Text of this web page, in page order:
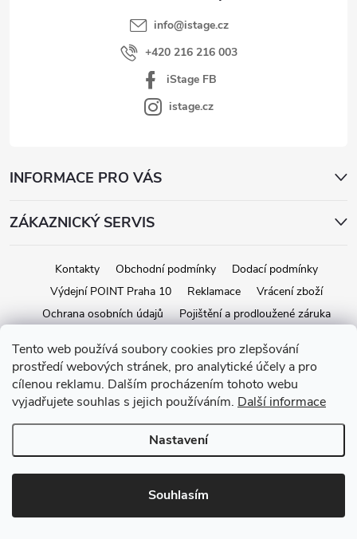
Tento web používá soubory cookies pro zlepšování
prostředí webových stránek, pro analytické účely a pro
cílenou reklamu. Dalším procházením tohoto webu
vyjadřujete souhlas s jejich používáním. Další informace
Nastavení
Souhlasím
info@istage.cz
+420 216 216 003
iStage FB
istage.cz
INFORMACE PRO VÁS
ZÁKAZNICKÝ SERVIS
Kontakty Obchodní podmínky
Dodací podmínky
Výdejní POINT Praha 10
Reklamace
Vrácení zboží
Ochrana osobních údajů
Pojištění a prodloužené záruka
Vytvořil Shoptet
Copyright 2026iStage.cz. Všechna práva vyhrazena.Upravit nastavení
cookies